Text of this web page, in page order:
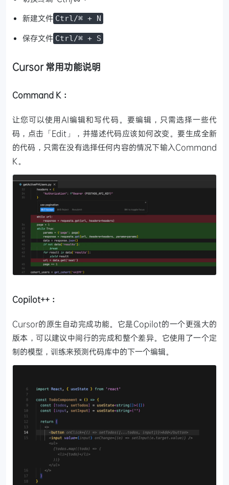
新建文件 Ctrl/⌘ + N
保存文件 Ctrl/⌘ + S
Cursor 常用功能说明
Command K：
让您可以使用AI编辑和写代码。要编辑，只需选择一些代
码，点击「Edit」，并描述代码应该如何改变。要生成全新
的代码，只需在没有选择任何内容的情况下输入Command
K。
Copilot++：
Cursor的原生自动完成功能。它是Copilot的一个更强大的
版本，可以建议中间行的完成和整个差异。它使用了一个定
制的模型，训练来预测代码库中的下一个编辑。